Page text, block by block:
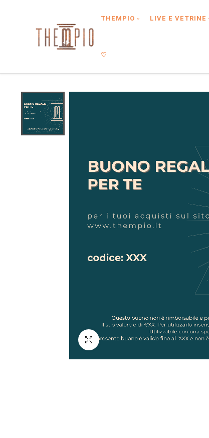
Type anything to search, then press enter or Search Button
THEMPIO LIVE E VETRINE
♡
Schermo intero